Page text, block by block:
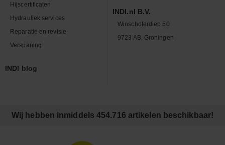
Hijscertificaten
Hydrauliek services
Reparatie en revisie
Verspaning
INDI blog
INDI.nl B.V.
Winschoterdiep 50
9723 AB, Groningen
Wij hebben inmiddels 454.716 artikelen beschikbaar!